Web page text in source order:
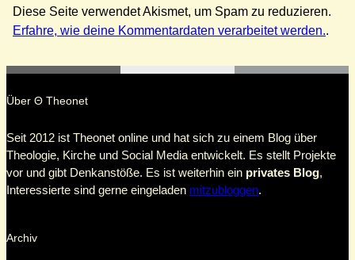
Diese Seite verwendet Akismet, um Spam zu reduzieren.
Erfahre, wie deine Kommentardaten verarbeitet werden..
Über Θ Theonet
Seit 2012 ist Theonet online und hat sich zu einem Blog über
Theologie, Kirche und Social Media entwickelt. Es stellt Projekte
vor und gibt Denkanstöße. Es ist weiterhin ein privates Blog,
Interessierte sind gerne eingeladen mitzubloggen.
Archiv